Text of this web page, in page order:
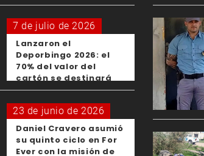
7 de julio de 2026
Lanzaron el
Deporbingo 2026: el
70% del valor del
cartón se destinará
para los clubes
23 de junio de 2026
Daniel Cravero asumió
su quinto ciclo en For
Ever con la misión de